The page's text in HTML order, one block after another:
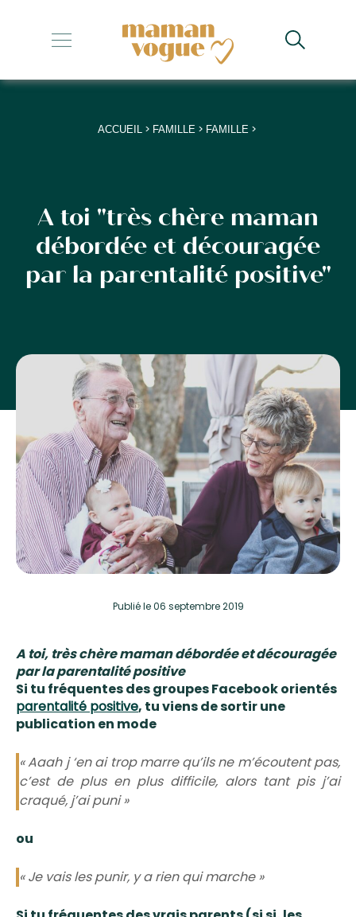
+
+
+
+
ACCUEIL> FAMILLE> FAMILLE>
A toi "très chère maman
débordée et découragée
par la parentalité positive"
Publiéle 06 septembre 2019
A toi, très chère maman débordée et découragée
par la parentalité positive
Si tu fréquentes desgroupes Facebook orientés
parentalité positive, tu viens de sortir une
publication en mode
« Aaah j ‘en ai trop marre qu’ils ne m’écoutent pas,
c’est de plus en plus difficile, alors tant pis j’ai
craqué, j’ai puni »
ou
« Je vais les punir, y a rien qui marche »